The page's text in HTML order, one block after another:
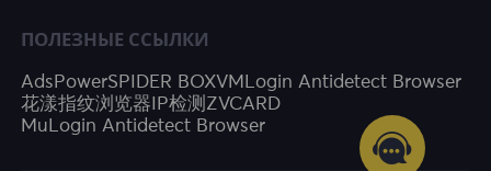
ПОЛЕЗНЫЕ ССЫЛКИ
AdsPowerSPIDER BOXVMLogin Antidetect Browser
花漾指纹浏览器 IP检测 ZVCARD
MuLogin Antidetect Browser